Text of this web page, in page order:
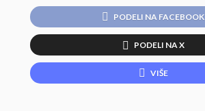
PODELI NA FACEBOOK
PODELI NA X
VIŠE